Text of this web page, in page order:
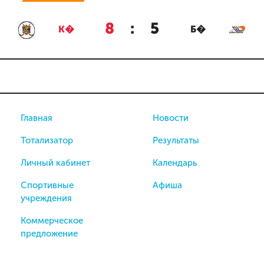
К� 8 : 5 Б�
Главная
Тотализатор
Личный кабинет
Спортивные
учреждения
Коммерческое
предложение
Новости
Результаты
Календарь
Афиша